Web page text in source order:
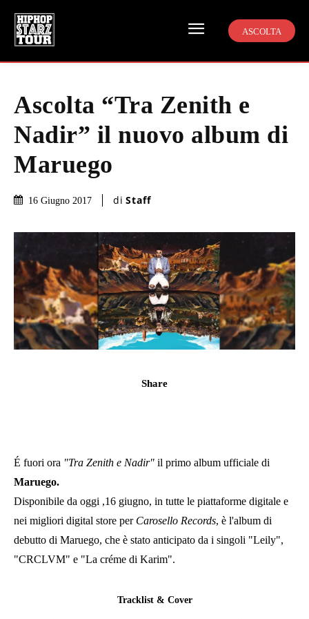
ASCOLTA
Ascolta “Tra Zenith e
Nadir” il nuovo album di
Maruego
16 Giugno 2017 di Staff
Share
É fuori ora "Tra Zenith e Nadir" il primo album ufficiale di
Maruego.
Disponibile da oggi ,16 giugno, in tutte le piattaforme digitale e
nei migliori digital store per Carosello Records, è l'album di
debutto di Maruego, che è stato anticipato da i singoli "Leily",
"CRCLVM" e "La créme di Karim".
Tracklist & Cover